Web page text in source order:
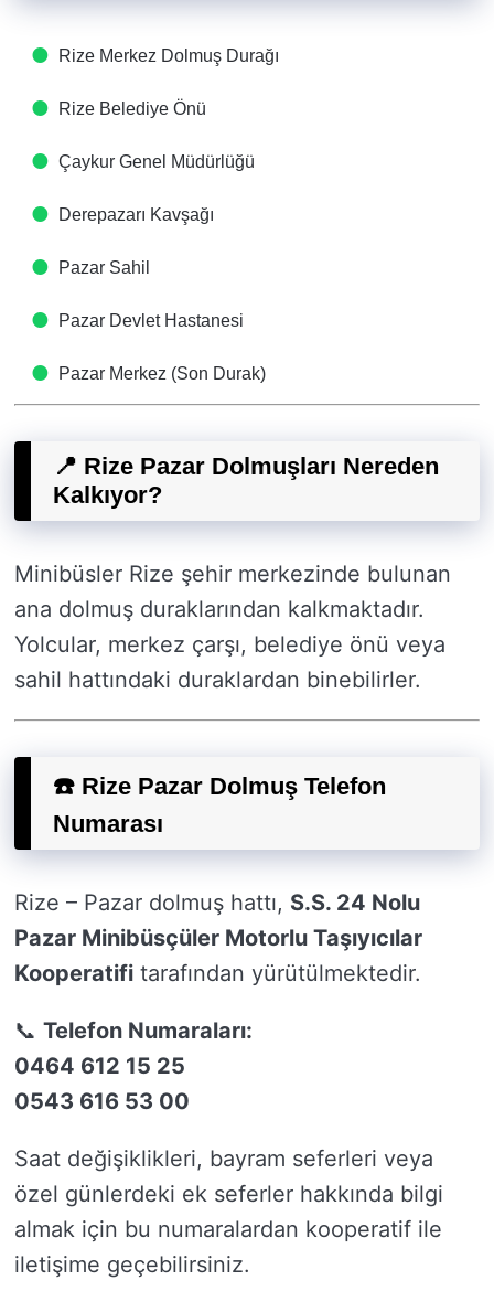
Rize Merkez Dolmuş Durağı
Rize Belediye Önü
Çaykur Genel Müdürlüğü
Derepazarı Kavşağı
Pazar Sahil
Pazar Devlet Hastanesi
Pazar Merkez (Son Durak)
📍 Rize Pazar Dolmuşları Nereden
Kalkıyor?
Minibüsler Rize şehir merkezinde bulunan
ana dolmuş duraklarından kalkmaktadır.
Yolcular, merkez çarşı, belediye önü veya
sahil hattındaki duraklardan binebilirler.
☎️ Rize Pazar Dolmuş Telefon
Numarası
Rize – Pazar dolmuş hattı, S.S. 24 Nolu
Pazar Minibüsçüler Motorlu Taşıyıcılar
Kooperatifi tarafından yürütülmektedir.
📞 Telefon Numaraları:
0464 612 15 25
0543 616 53 00
Saat değişiklikleri, bayram seferleri veya
özel günlerdeki ek seferler hakkında bilgi
almak için bu numaralardan kooperatif ile
iletişime geçebilirsiniz.